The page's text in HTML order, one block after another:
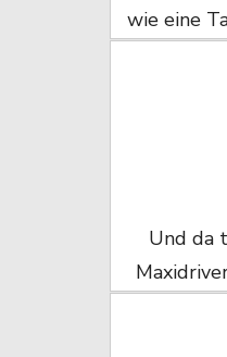
wie eine
Und da